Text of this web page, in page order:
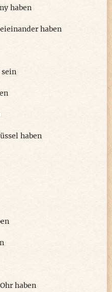
haben
haben
haben
haben